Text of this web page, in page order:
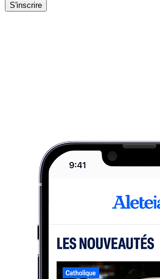
S'inscrire